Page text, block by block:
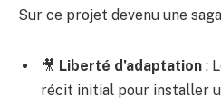
Sur ce projet devenu une
🎥 Liberté d’adaptation :
récit initial pour installer